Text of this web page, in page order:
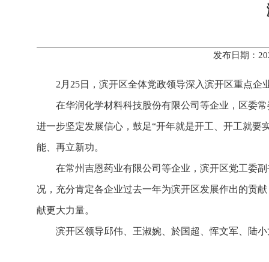
发布日期：
2月25日，滨开区全体党政领导深入滨开区重点
在华润化学材料科技股份有限公司等企业，区委
进一步坚定发展信心，鼓足“开年就是开工、开工就要
能、再立新功。
在常州吉恩药业有限公司等企业，滨开区党工委
况，充分肯定各企业过去一年为滨开区发展作出的贡
献更大力量。
滨开区领导邱伟、王淑婉、於国超、恽文军、陆